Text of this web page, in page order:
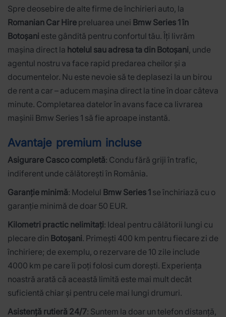
Spre deosebire de alte firme de închirieri auto, la
Romanian Car Hire preluarea unei Bmw Series 1 în
Botoșani este gândită pentru confortul tău. Îți livrăm
mașina direct la hotelul sau adresa ta din Botoșani, unde
agentul nostru va face rapid predarea cheilor și a
documentelor. Nu este nevoie să te deplasezi la un birou
de rent a car – aducem mașina direct la tine în doar câteva
minute. Completarea datelor în avans face ca livrarea
mașinii Bmw Series 1 să fie aproape instantă.
Avantaje premium incluse
Asigurare Casco completă: Condu fără griji în trafic,
indiferent unde călătorești în România.
Garanție minimă: Modelul Bmw Series 1 se închiriază cu o
garanție minimă de doar 50 EUR.
Kilometri practic nelimitați: Ideal pentru călătorii lungi cu
plecare din Botoșani. Primești 400 km pentru fiecare zi de
închiriere; de exemplu, o rezervare de 10 zile include
4000 km pe care îi poți folosi cum dorești. Experiența
noastră arată că această limită este mai mult decât
suficientă chiar și pentru cele mai lungi drumuri.
Asistență rutieră 24/7: Suntem la doar un telefon distanță,